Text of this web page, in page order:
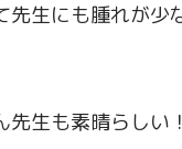
生にも腫れが少
生も素晴らしい